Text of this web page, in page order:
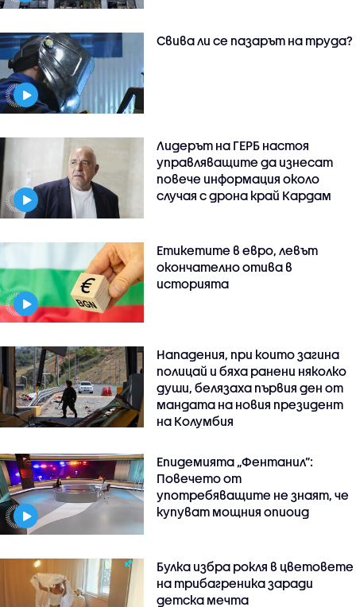
Свива ли се пазарът на труда?
Лидерът на ГЕРБ настоя
управляващите да изнесат
повече информация около
случая с дрона край Кардам
Етикетите в евро, левът
окончателно отива в
историята
Нападения, при които загина
полицай и бяха ранени няколко
души, белязаха първия ден от
мандата на новия президент
на Колумбия
Епидемията „Фентанил”:
Повечето от
употребяващите не знаят, че
купуват мощния опиоид
Булка избра рокля в цветовете
на трибагреника заради
детска мечта